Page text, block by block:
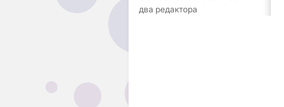
два редактора